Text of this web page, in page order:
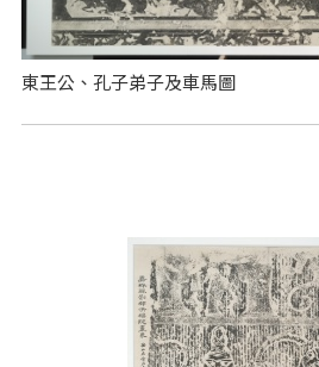
東王公、孔子弟子及車馬圖